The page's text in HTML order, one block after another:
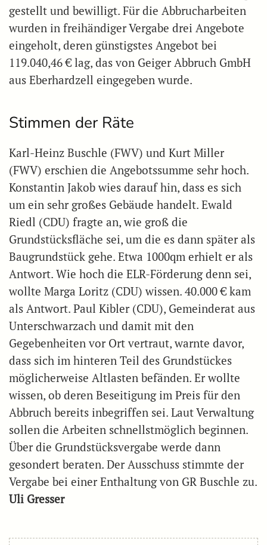
gestellt und bewilligt. Für die Abbrucharbeiten
wurden in freihändiger Vergabe drei Angebote
eingeholt, deren günstigstes Angebot bei
119.040,46 € lag, das von Geiger Abbruch GmbH
aus Eberhardzell eingegeben wurde.
Stimmen der Räte
Karl-Heinz Buschle (FWV) und Kurt Miller
(FWV) erschien die Angebotssumme sehr hoch.
Konstantin Jakob wies darauf hin, dass es sich
um ein sehr großes Gebäude handelt. Ewald
Riedl (CDU) fragte an, wie groß die
Grundstücksfläche sei, um die es dann später als
Baugrundstück gehe. Etwa 1000qm erhielt er als
Antwort. Wie hoch die ELR-Förderung denn sei,
wollte Marga Loritz (CDU) wissen. 40.000 € kam
als Antwort. Paul Kibler (CDU), Gemeinderat aus
Unterschwarzach und damit mit den
Gegebenheiten vor Ort vertraut, warnte davor,
dass sich im hinteren Teil des Grundstückes
möglicherweise Altlasten befänden. Er wollte
wissen, ob deren Beseitigung im Preis für den
Abbruch bereits inbegriffen sei. Laut Verwaltung
sollen die Arbeiten schnellstmöglich beginnen.
Über die Grundstücksvergabe werde dann
gesondert beraten. Der Ausschuss stimmte der
Vergabe bei einer Enthaltung von GR Buschle zu.
Uli Gresser